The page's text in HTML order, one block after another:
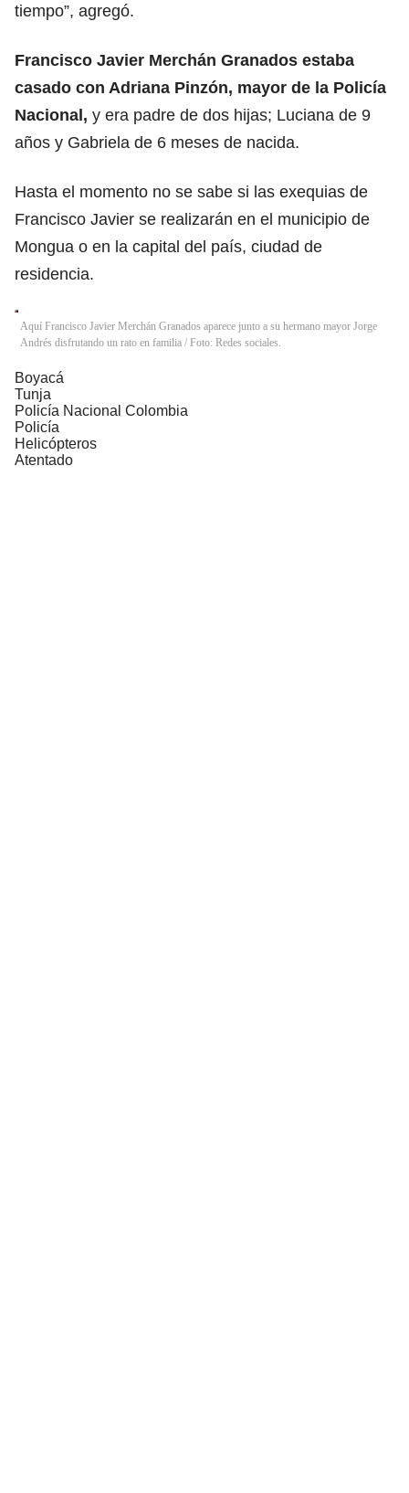
tiempo”, agregó.
Francisco Javier Merchán Granados estaba
casado con Adriana Pinzón, mayor de la Policía
Nacional, y era padre de dos hijas; Luciana de 9
años y Gabriela de 6 meses de nacida.
Hasta el momento no se sabe si las exequias de
Francisco Javier se realizarán en el municipio de
Mongua o en la capital del país, ciudad de
residencia.
Aquí Francisco Javier Merchán Granados aparece junto a su hermano mayor Jorge
Andrés disfrutando un rato en familia / Foto: Redes sociales.
Boyacá
Tunja
Policía Nacional Colombia
Policía
Helicópteros
Atentado